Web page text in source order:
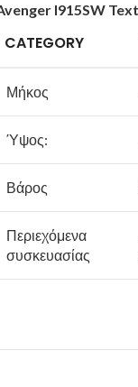
I915SW
CATEGORY
Μήκος
Ύψος:
Βάρος
Περιεχόμενα
συσκευασίας